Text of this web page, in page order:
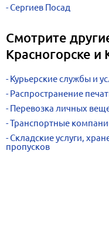
Сергиев Посад
Смотрите
Красногорске и
Курьерские службы и
Распространение
Перевозка личных
Транспортные
Складские услуги,
пропусков